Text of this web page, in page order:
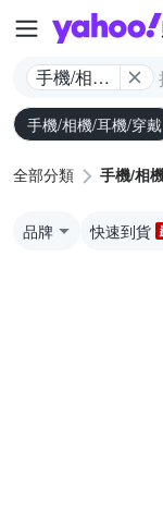
手機/相機/
耳機/穿戴
手機/相機/耳機/穿戴
全部分類 手機/相
品牌 快速到貨